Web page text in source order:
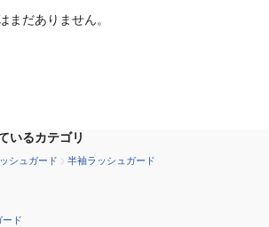
まだありません。
いるカテゴリ
シュガード 半袖ラッシュガード
ド